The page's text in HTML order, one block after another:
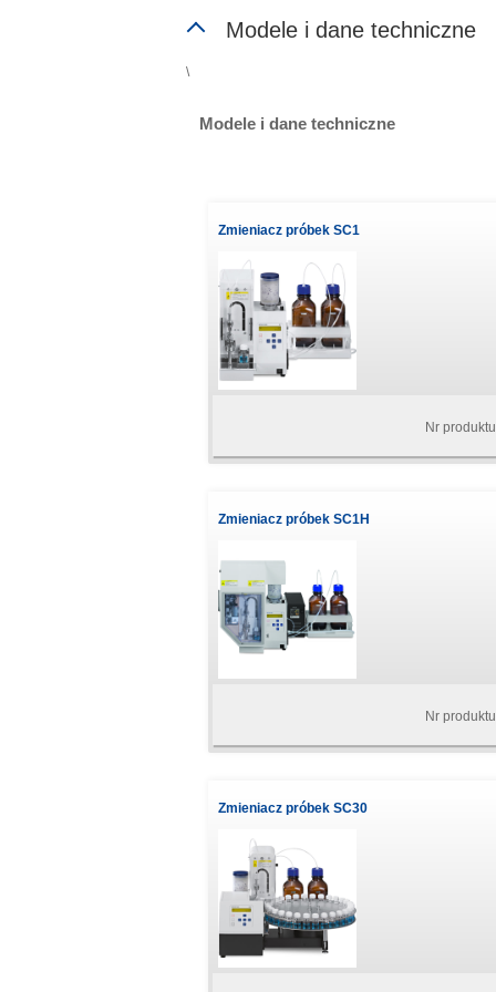
Modele i dane techniczne
\
Modele i dane techniczne
Zmieniacz próbek SC1
Nr
Zmieniacz próbek SC1H
Nr
Zmieniacz próbek SC30